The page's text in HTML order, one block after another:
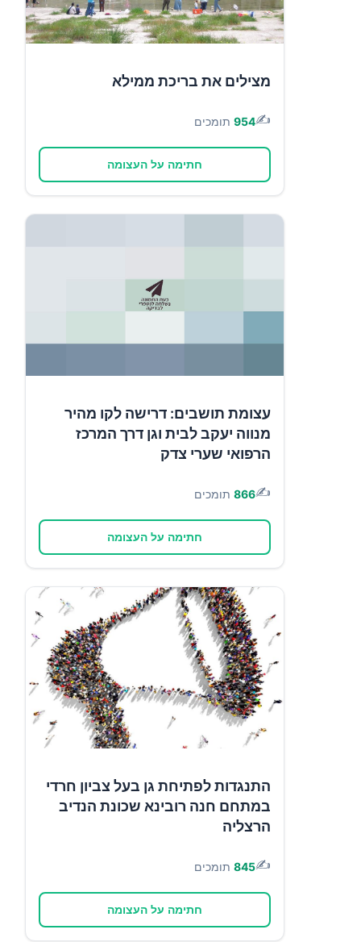
מצילים את בריכת ממילא
✍️
954 תומכים
חתימה על העצומה
עצומת תושבים: דרישה לקו מהיר
מנווה יעקב לבית וגן דרך המרכז
הרפואי שערי צדק
✍️
866 תומכים
חתימה על העצומה
התנגדות לפתיחת גן בעל צביון חרדי
במתחם חנה רובינא שכונת הנדיב
הרצליה
✍️
845 תומכים
חתימה על העצומה